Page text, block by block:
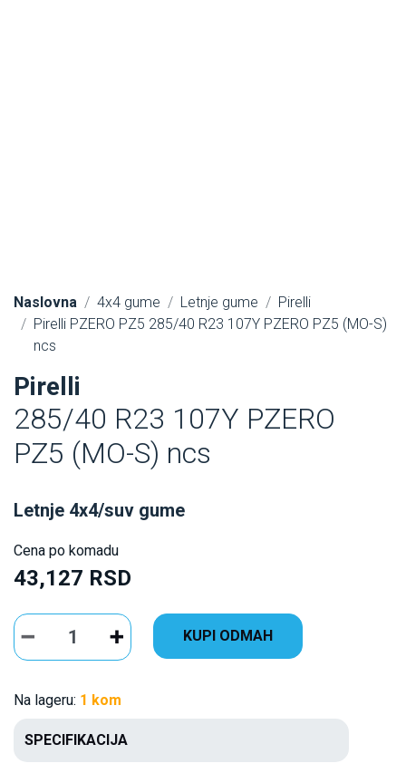
Naslovna 4x4 gume Letnje gume
Pirelli
Pirelli PZERO PZ5 285/40 R23 107Y PZERO PZ5 (MO-S)
ncs
Pirelli
285/40 R23 107Y PZERO
PZ5 (MO-S) ncs
Letnje 4x4/suv gume
Cena po komadu
43,127 RSD
KUPI ODMAH
Na lageru: 1 kom
SPECIFIKACIJA